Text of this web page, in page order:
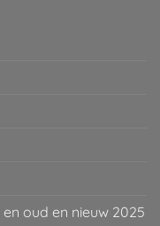
oud en nieuw 2025